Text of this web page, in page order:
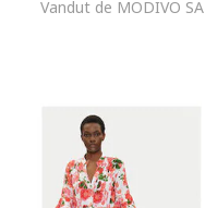
Vandut de MODIVO SA